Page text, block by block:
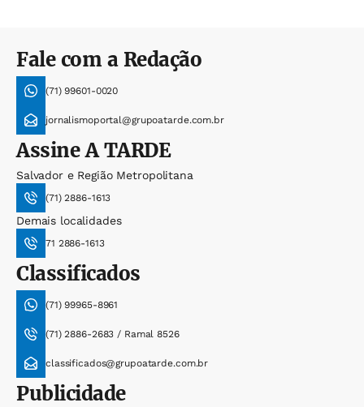
Fale com a Redação
(71) 99601-0020
jornalismoportal@grupoatarde.com.br
AssineA TARDE
Salvador e Região Metropolitana
(71) 2886-1613
Demais localidades
71 2886-1613
Classificados
(71) 99965-8961
(71) 2886-2683 / Ramal 8526
classificados@grupoatarde.com.br
Publicidade